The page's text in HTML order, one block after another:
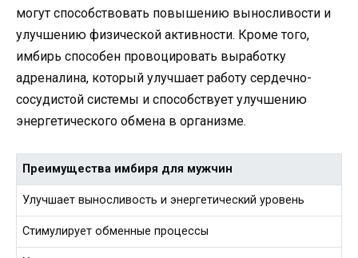
могут способствовать повышению выносливости и
улучшению физической активности. Кроме того,
имбирь способен провоцировать выработку
адреналина, который улучшает работу сердечно-
сосудистой системы и способствует улучшению
энергетического обмена в организме.
Преимущества имбиря для мужчин
Улучшает выносливость и энергетический уровень
Стимулирует обменные процессы